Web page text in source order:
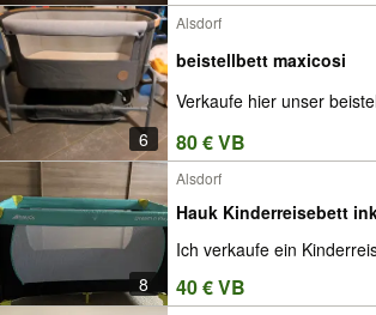
6
Alsdorf
beistellbett maxicosi
Verkaufe hier unser
80 € VB
8
Alsdorf
Hauk Kinderreisebett
Ich verkaufe ein
40 € VB